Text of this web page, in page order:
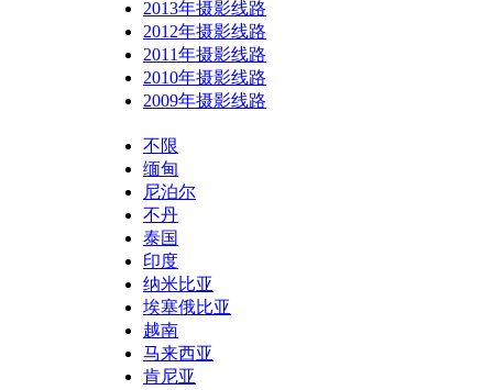
2013年摄影线路
2012年摄影线路
2011年摄影线路
2010年摄影线路
2009年摄影线路
不限
缅甸
尼泊尔
不丹
泰国
印度
纳米比亚
埃塞俄比亚
越南
马来西亚
肯尼亚